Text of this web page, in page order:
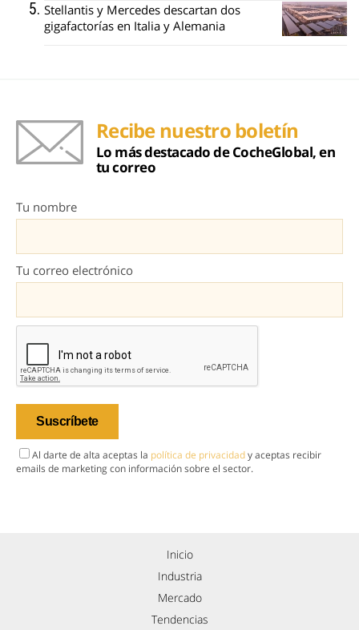
Stellantis y Mercedes descartan dos
gigafactorías en Italia y Alemania
Recibe nuestro boletín
Lo más destacado de CocheGlobal, en
tu correo
Tu nombre
Tu correo electrónico
Al darte de alta aceptas la política de privacidady aceptas recibir
emails de marketing con información sobre el sector.
Inicio
Industria
Mercado
Tendencias